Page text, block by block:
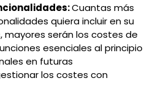
Cuantas más
quiera incluir en su
mayores serán los costes de
esenciales al principio
en futuras
los costes con